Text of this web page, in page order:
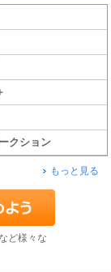
クション
もっと見る
ど様々な